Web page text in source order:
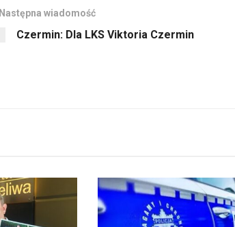
Następna wiadomość
Czermin: Dla LKS Viktoria Czermin